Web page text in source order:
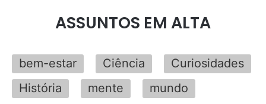
ASSUNTOS EM ALTA
bem-estar Ciência
Curiosidades
História
mente
mundo